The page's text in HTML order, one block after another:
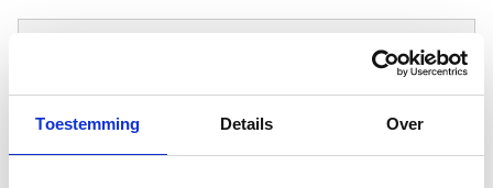
Toestemming Details Over